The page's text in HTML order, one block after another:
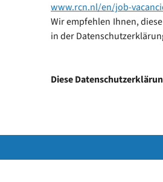
www.rcn.nl/en/job-
Wir empfehlen Ihnen,
in der
Diese